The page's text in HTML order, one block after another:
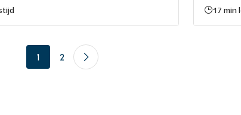
17 min
1 2